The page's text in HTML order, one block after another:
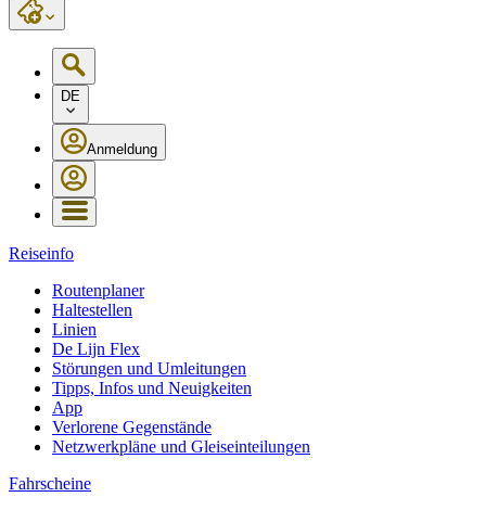
DE
Anmeldung
Reiseinfo
Routenplaner
Haltestellen
Linien
De Lijn Flex
Störungen und Umleitungen
Tipps, Infos und Neuigkeiten
App
Verlorene Gegenstände
Netzwerkpläne und Gleiseinteilungen
Fahrscheine